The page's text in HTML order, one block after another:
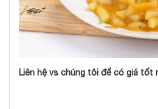
Liên hệ vs chúng tôi để có giá tốt